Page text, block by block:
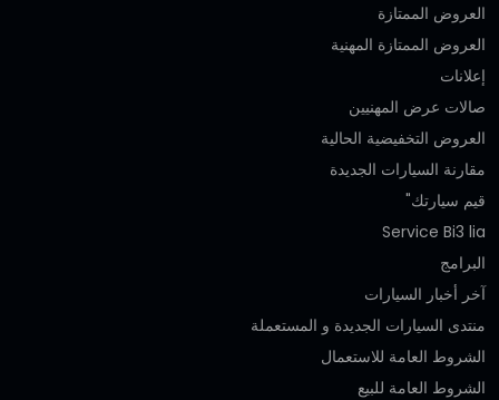
العروض الممتازة
العروض الممتازة المهنية‎
إعلانات
صالات عرض المهنيين
العروض التخفيضية الحالية
مقارنة السيارات الجديدة
قيم سيارتك"
Service Bi3 lia
البرامج
آخر أخبار السيارات
منتدى السيارات الجديدة و المستعملة
الشروط العامة للاستعمال
الشروط العامة للبيع